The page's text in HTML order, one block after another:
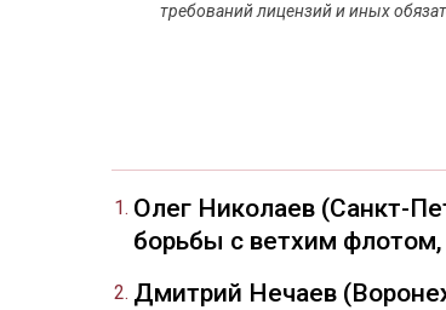
требований лицензий и иных
Олег Николаев (Санкт-
борьбы с ветхим
Дмитрий Нечаев